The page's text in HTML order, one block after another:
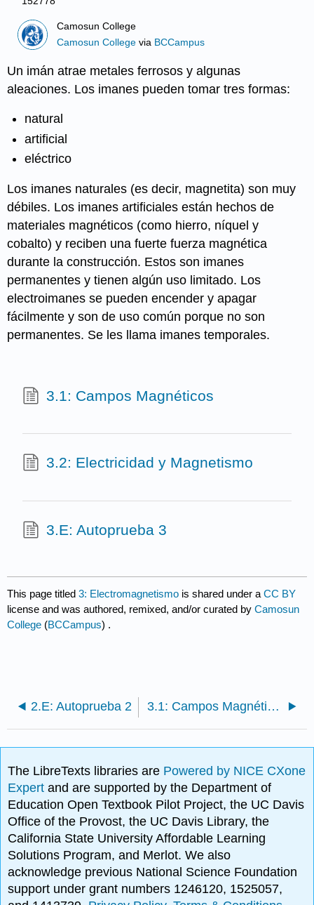
Camosun College
Camosun College via BCCampus
Un imán atrae metales ferrosos y algunas
aleaciones. Los imanes pueden tomar tres formas:
natural
artificial
eléctrico
Los imanes naturales (es decir, magnetita) son muy
débiles. Los imanes artificiales están hechos de
materiales magnéticos (como hierro, níquel y
cobalto) y reciben una fuerte fuerza magnética
durante la construcción. Estos son imanes
permanentes y tienen algún uso limitado. Los
electroimanes se pueden encender y apagar
fácilmente y son de uso común porque no son
permanentes. Se les llama imanes temporales.
3.1: Campos Magnéticos
3.2: Electricidad y Magnetismo
3.E: Autoprueba 3
This page titled3: Electromagnetismo is shared under aCC BY
license and was authored, remixed, and/or curated byCamosun
College (BCCampus) .
2.E: Autoprueba 2 3.1: Campos Magnéticos
The LibreTexts libraries are Powered by NICE CXone
Expertand are supported by the Department of
Education Open Textbook Pilot Project, the UC Davis
Office of the Provost, the UC Davis Library, the
California State University Affordable Learning
Solutions Program, and Merlot. We also
acknowledge previous National Science Foundation
support under grant numbers 1246120, 1525057,